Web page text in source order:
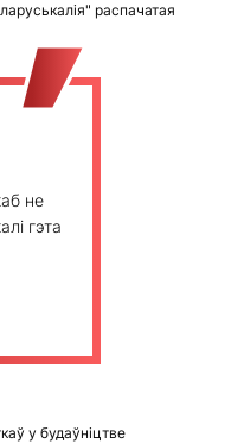
распачатая
не
гэта
у будаўніцтве